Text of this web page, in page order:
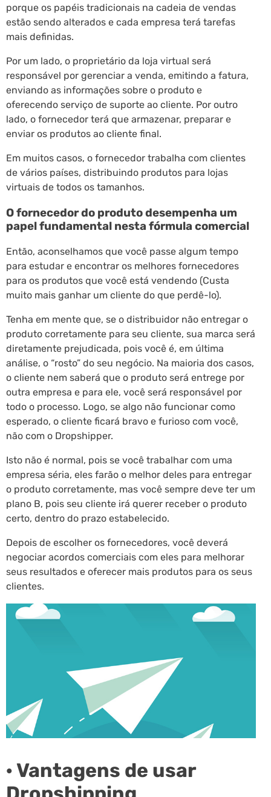
porque os papéis tradicionais na cadeia de vendas
estão sendo alterados e cada empresa terá tarefas
mais definidas.
Por um lado, o proprietário da loja virtual será
responsável por gerenciar a venda, emitindo a fatura,
enviando as informações sobre o produto e
oferecendo serviço de suporte ao cliente. Por outro
lado, o fornecedor terá que armazenar, preparar e
enviar os produtos ao cliente final.
Em muitos casos, o fornecedor trabalha com clientes
de vários países, distribuindo produtos para lojas
virtuais de todos os tamanhos.
O fornecedor do produto desempenha um
papel fundamental nesta fórmula comercial
Então, aconselhamos que você passe algum tempo
para estudar e encontrar os melhores fornecedores
para os produtos que você está vendendo (Custa
muito mais ganhar um cliente do que perdê-lo).
Tenha em mente que, se o distribuidor não entregar o
produto corretamente para seu cliente, sua marca será
diretamente prejudicada, pois você é, em última
análise, o “rosto” do seu negócio. Na maioria dos casos,
o cliente nem saberá que o produto será entrege por
outra empresa e para ele, você será responsável por
todo o processo. Logo, se algo não funcionar como
esperado, o cliente ficará bravo e furioso com você,
não com o Dropshipper.
Isto não é normal, pois se você trabalhar com uma
empresa séria, eles farão o melhor deles para entregar
o produto corretamente, mas você sempre deve ter um
plano B, pois seu cliente irá querer receber o produto
certo, dentro do prazo estabelecido.
Depois de escolher os fornecedores, você deverá
negociar acordos comerciais com eles para melhorar
seus resultados e oferecer mais produtos para os seus
clientes.
· Vantagens de usar